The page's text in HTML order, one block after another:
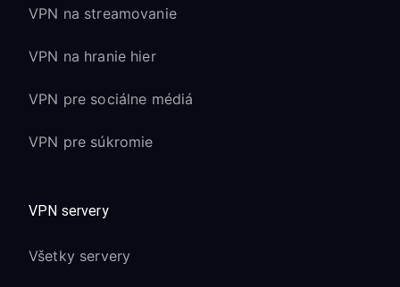
VPN na streamovanie
VPN na hranie hier
VPN pre sociálne médiá
VPN pre súkromie
VPN servery
Všetky servery